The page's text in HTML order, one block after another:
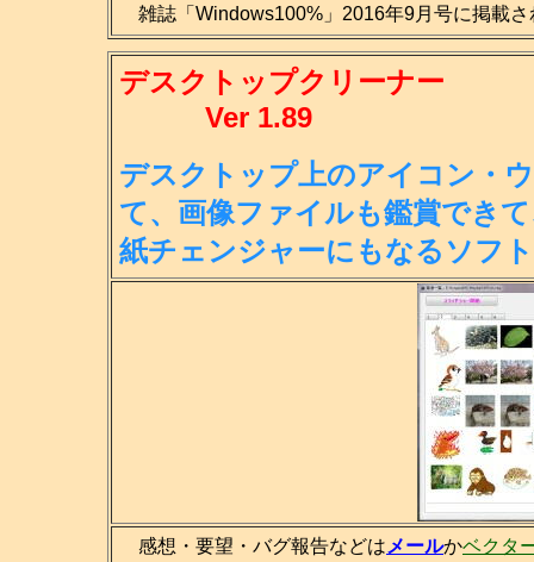
雑誌「Windows100%」2016年9月号に掲載さ
デスクトップクリーナー
Ver 1.89
デスクトップ上のアイコン・
て、画像ファイルも鑑賞でき
紙チェンジャーにもなるソフト
感想・要望・バグ報告などは メールかベクタ